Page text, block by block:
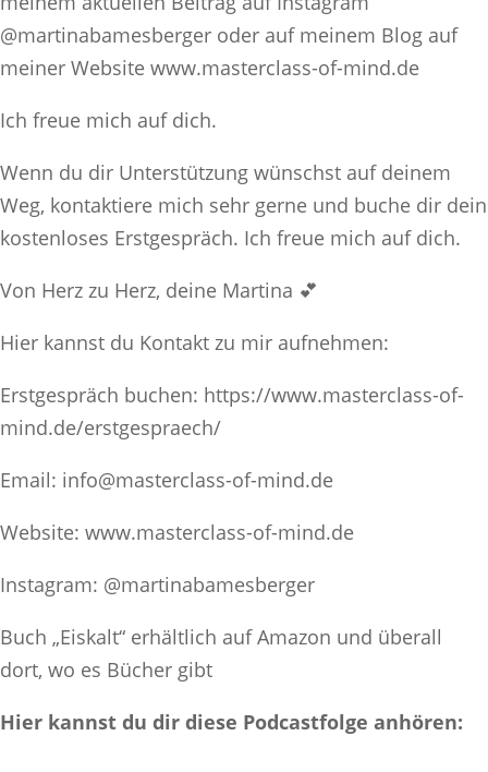
@martinabamesberger oder auf meinem Blog auf
meiner Website www.masterclass-of-mind.de
Ich freue mich auf dich.
Wenn du dir Unterstützung wünschst auf deinem
Weg, kontaktiere mich sehr gerne und buche dir dein
kostenloses Erstgespräch. Ich freue mich auf dich.
Von Herz zu Herz, deine Martina 💕
Hier kannst du Kontakt zu mir aufnehmen:
Erstgespräch buchen: https://www.masterclass-of-
mind.de/erstgespraech/
Email: info@masterclass-of-mind.de
Website: www.masterclass-of-mind.de
Instagram: @martinabamesberger
Buch „Eiskalt“ erhältlich auf Amazon und überall
dort, wo es Bücher gibt
Hier kannst du dir diese Podcastfolge anhören: